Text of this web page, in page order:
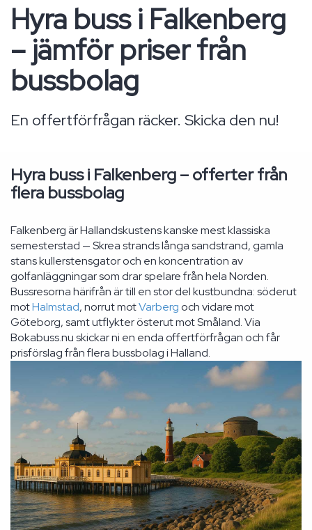
Hyra buss i Falkenberg
– jämför priser från
bussbolag
En offertförfrågan räcker. Skicka den nu!
Hyra buss i Falkenberg – offerter från
flera bussbolag
Falkenberg är Hallandskustens kanske mest klassiska
semesterstad — Skrea strands långa sandstrand, gamla
stans kullerstensgator och en koncentration av
golfanläggningar som drar spelare från hela Norden.
Bussresorna härifrån är till en stor del kustbundna: söderut
motHalmstad, norrut motVarbergoch vidare mot
Göteborg, samt utflykter österut mot Småland. Via
Bokabuss.nu skickar ni en enda offertförfrågan och får
prisförslag från flera bussbolag i Halland.